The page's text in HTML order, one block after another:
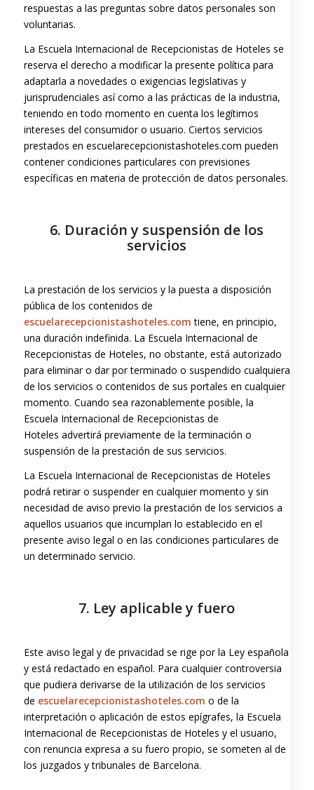
respuestas a las preguntas sobre datos personales son
voluntarias.
La Escuela Internacional de Recepcionistas de Hoteles se
reserva el derecho a modificar la presente política para
adaptarla a novedades o exigencias legislativas y
jurisprudenciales así como a las prácticas de la industria,
teniendo en todo momento en cuenta los legítimos
intereses del consumidor o usuario. Ciertos servicios
prestados en escuelarecepcionistashoteles.com pueden
contener condiciones particulares con previsiones
específicas en materia de protección de datos personales.
6. Duración y suspensión de los
servicios
La prestación de los servicios y la puesta a disposición
pública de los contenidos de
escuelarecepcionistashoteles.comtiene, en principio,
una duración indefinida. La Escuela Internacional de
Recepcionistas de Hoteles, no obstante, está autorizado
para eliminar o dar por terminado o suspendido cualquiera
de los servicios o contenidos de sus portales en cualquier
momento. Cuando sea razonablemente posible, la
Escuela Internacional de Recepcionistas de
Hoteles advertirá previamente de la terminación o
suspensión de la prestación de sus servicios.
La Escuela Internacional de Recepcionistas de Hoteles
podrá retirar o suspender en cualquier momento y sin
necesidad de aviso previo la prestación de los servicios a
aquellos usuarios que incumplan lo establecido en el
presente aviso legal o en las condiciones particulares de
un determinado servicio.
7. Ley aplicable y fuero
Este aviso legal y de privacidad se rige por la Ley española
y está redactado en español. Para cualquier controversia
que pudiera derivarse de la utilización de los servicios
de escuelarecepcionistashoteles.com o de la
interpretación o aplicación de estos epígrafes, la Escuela
Internacional de Recepcionistas de Hoteles y el usuario,
con renuncia expresa a su fuero propio, se someten al de
los juzgados y tribunales de Barcelona.